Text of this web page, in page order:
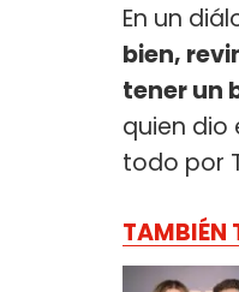
En un
bien,
tener un
quien dio
todo por
TAMBIÉN